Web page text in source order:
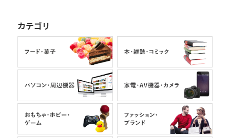
カテゴリ